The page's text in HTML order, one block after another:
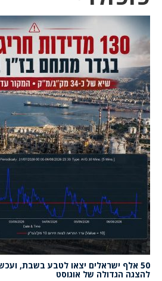
50 אלף ישראלים יצאו לטבע בשבת,
להצגה הגדולה של אוגוסט